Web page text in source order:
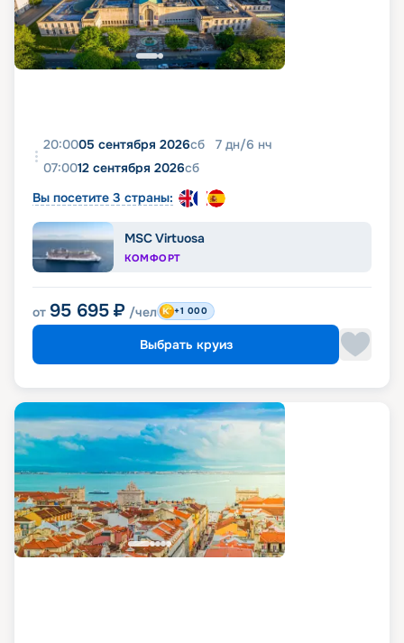
20:0005 сентября 2026сб 7 дн/6 нч
07:0012 сентября 2026сб
Вы посетите 3 страны:
MSC Virtuosa
КОМФОРТ
от 95 695 ₽ /чел +1 000
Выбрать круиз